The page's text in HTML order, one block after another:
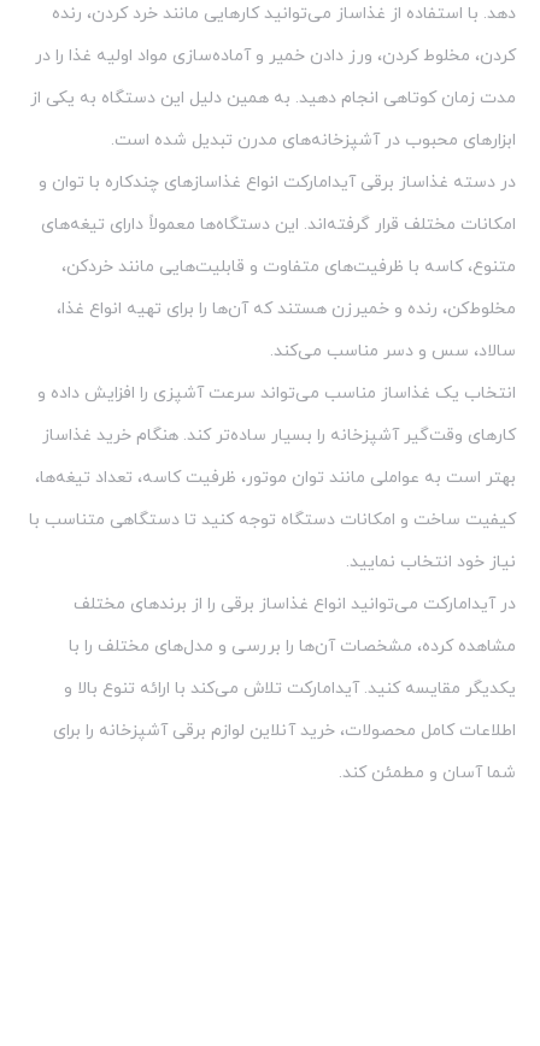
دهد. با استفاده از غذاساز می‌توانید کارهایی مانند خرد کردن، رنده
کردن، مخلوط کردن، ورز دادن خمیر و آماده‌سازی مواد اولیه غذا را در
مدت زمان کوتاهی انجام دهید. به همین دلیل این دستگاه به یکی از
ابزارهای محبوب در آشپزخانه‌های مدرن تبدیل شده است.
در دسته غذاساز برقی آیدامارکت انواع غذاسازهای چندکاره با توان و
امکانات مختلف قرار گرفته‌اند. این دستگاه‌ها معمولاً دارای تیغه‌های
متنوع، کاسه با ظرفیت‌های متفاوت و قابلیت‌هایی مانند خردکن،
مخلوط‌کن، رنده و خمیرزن هستند که آن‌ها را برای تهیه انواع غذا،
سالاد، سس و دسر مناسب می‌کند.
انتخاب یک غذاساز مناسب می‌تواند سرعت آشپزی را افزایش داده و
کارهای وقت‌گیر آشپزخانه را بسیار ساده‌تر کند. هنگام خرید غذاساز
بهتر است به عواملی مانند توان موتور، ظرفیت کاسه، تعداد تیغه‌ها،
کیفیت ساخت و امکانات دستگاه توجه کنید تا دستگاهی متناسب با
نیاز خود انتخاب نمایید.
در آیدامارکت می‌توانید انواع غذاساز برقی را از برندهای مختلف
مشاهده کرده، مشخصات آن‌ها را بررسی و مدل‌های مختلف را با
یکدیگر مقایسه کنید. آیدامارکت تلاش می‌کند با ارائه تنوع بالا و
اطلاعات کامل محصولات، خرید آنلاین لوازم برقی آشپزخانه را برای
شما آسان و مطمئن کند.